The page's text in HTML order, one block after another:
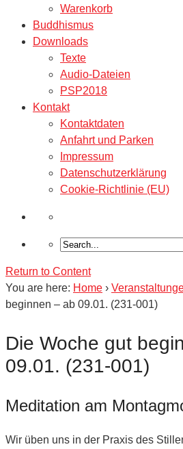
Warenkorb
Buddhismus
Downloads
Texte
Audio-Dateien
PSP2018
Kontakt
Kontaktdaten
Anfahrt und Parken
Impressum
Datenschutzerklärung
Cookie-Richtlinie (EU)
Return to Content
You are here: Home ›
beginnen – ab 09.01. (231-001)
Die Woche gut
09.01. (231-001)
Meditation am
Wir üben uns in der Praxis des